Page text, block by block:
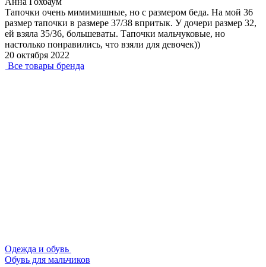
Тапочки очень мимимишные, но с размером беда. На мой 36
размер тапочки в размере 37/38 впритык. У дочери размер 32,
ей взяла 35/36, большеваты. Тапочки мальчуковые, но
настолько понравились, что взяли для девочек))
20 октября 2022
Все товары бренда
Одежда и обувь
Обувь для мальчиков